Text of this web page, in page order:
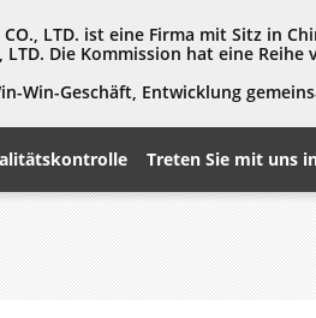
CO., LTD. ist eine Firma mit Sitz in
LTD. Die Kommission hat eine Reihe
Win-Geschäft, Entwicklung
Treten Sie mit uns